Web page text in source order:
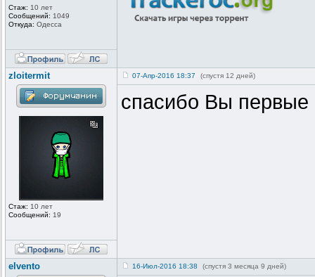
Стаж: 10 лет
Сообщений: 1049
Откуда: Одесса
zloitermit
Стаж: 10 лет
Сообщений: 19
07-Апр-2016 18:37 (спустя 12 дней)
спасибо Вы первые
elvento 16-Июл-2016 18:38 (спустя 3 месяца 9 дней)